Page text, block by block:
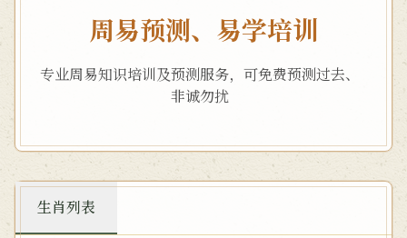
周易预测、易学培训
专业周易知识培训及预测服务，可免费预测过去、
非诚勿扰
生肖列表